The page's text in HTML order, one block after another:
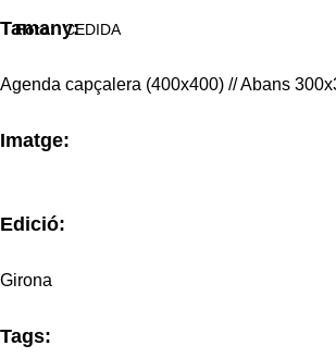
Foto: CEDIDA
Tamany:
Agenda capçalera (400x400) // Abans
Imatge:
Edició:
Girona
Tags: